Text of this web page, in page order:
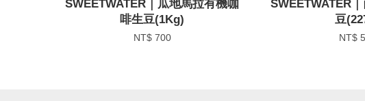
SWEETWATER｜瓜地馬拉有機咖
啡生豆(1Kg)
NT$ 700
SWEETWATER
豆
NT$